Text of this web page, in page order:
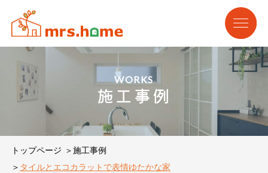
WORKS
施工事例
トップページ
施工事例
タイルとエコカラットで表情ゆたかな家